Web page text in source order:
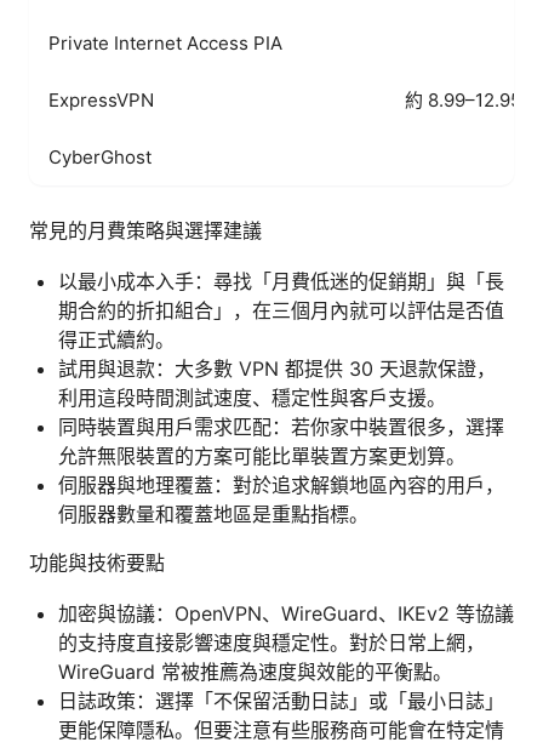
Private Internet Access PIA
ExpressVPN 約 8.99–12.95
CyberGhost
常見的月費策略與選擇建議
以最小成本入手：尋找「月費低迷的促銷期」與「長
期合約的折扣組合」，在三個月內就可以評估是否值
得正式續約。
試用與退款：大多數 VPN 都提供 30 天退款保證，
利用這段時間測試速度、穩定性與客戶支援。
同時裝置與用戶需求匹配：若你家中裝置很多，選擇
允許無限裝置的方案可能比單裝置方案更划算。
伺服器與地理覆蓋：對於追求解鎖地區內容的用戶，
伺服器數量和覆蓋地區是重點指標。
功能與技術要點
加密與協議：OpenVPN、WireGuard、IKEv2 等協議
的支持度直接影響速度與穩定性。對於日常上網，
WireGuard 常被推薦為速度與效能的平衡點。
日誌政策：選擇「不保留活動日誌」或「最小日誌」
更能保障隱私。但要注意有些服務商可能會在特定情